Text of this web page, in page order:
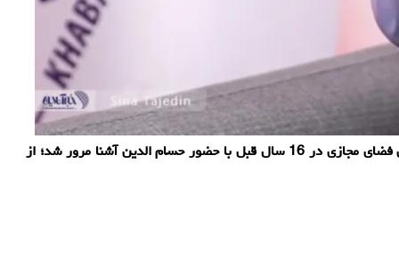
به گزارش دانلود عکس، اتاق سردبیری این هفته خبرآنلاین با محور «اینترنت بدون فیلتر» برگزار شد و در آن، مسیر پرفرازونشیب سیاست گذاری فضای مجازی در 16 سال قبل با حضور حسام الدین آشنا مرور شد؛ از